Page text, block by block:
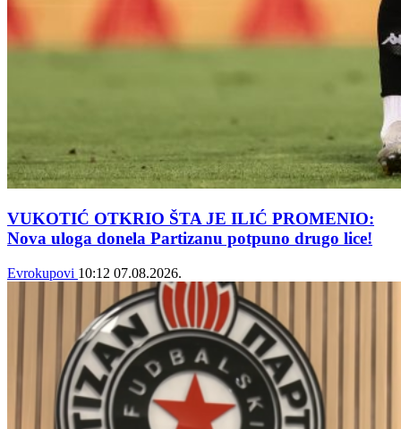
VUKOTIĆ OTKRIO ŠTA JE ILIĆ PROMENIO:
Nova uloga donela Partizanu potpuno drugo lice!
Evrokupovi 10:12 07.08.2026.